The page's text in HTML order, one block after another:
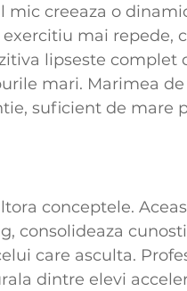
creeaza o
mai repede,
lipseste complet
mari. Marimea de
suficient de mare
conceptele.
consolideaza
care asculta.
dintre elevi